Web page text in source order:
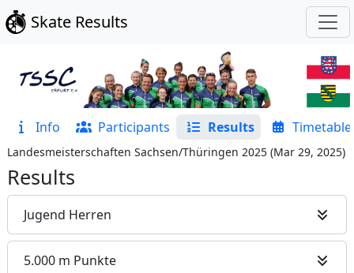
Skate Results
Info Participants Results Timetable
Landesmeisterschaften Sachsen/Thüringen 2025 (Mar 29, 2025)
Results
Jugend Herren
5.000 m Punkte